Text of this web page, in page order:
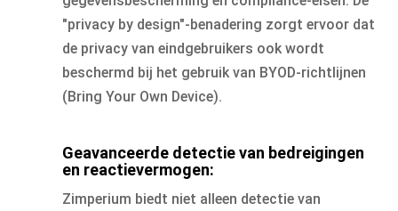
"privacy by design"-benadering zorgt ervoor dat
de privacy van eindgebruikers ook wordt
beschermd bij het gebruik van BYOD-richtlijnen
(Bring Your Own Device).
Geavanceerde detectie van bedreigingen
en reactievermogen:
Zimperium biedt niet alleen detectie van